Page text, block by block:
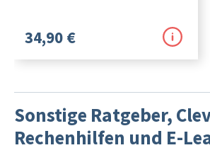
34,90 €
Sonstige Ratgeber,
Rechenhilfen und E-